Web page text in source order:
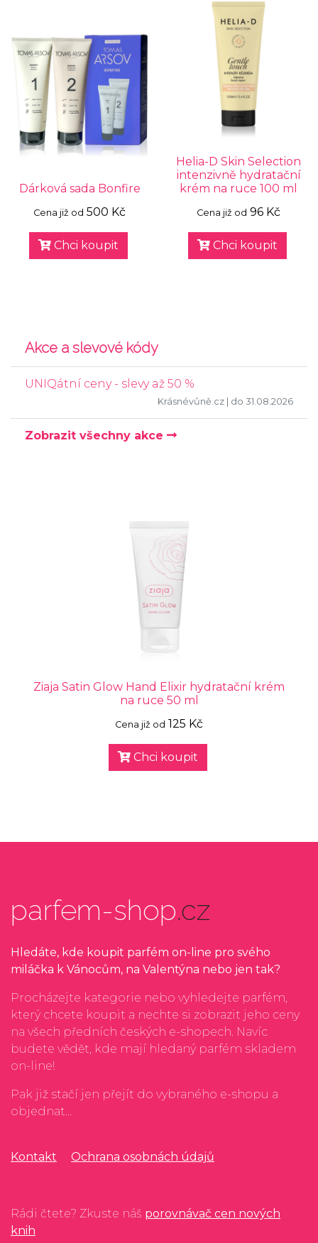
Dárková sada Bonfire
Cena již od 500 Kč
Chci koupit
Helia-D Skin Selection
intenzivně hydratační
krém na ruce 100 ml
Cena již od 96 Kč
Chci koupit
Akce a slevové kódy
UNIQátní ceny - slevy až 50 %
Krásnévůně.cz | do 31.08.2026
Zobrazit všechny akce
Ziaja Satin Glow Hand Elixir hydratační krém
na ruce 50 ml
Cena již od 125 Kč
Chci koupit
parfem-shop.cz
Hledáte, kde koupit parfém on-line pro svého
miláčka k Vánocům, na Valentýna nebo jen tak?
Procházejte kategorie nebo vyhledejte parfém,
který chcete koupit a nechte si zobrazit jeho ceny
na všech předních českých e-shopech. Navíc
budete vědět, kde mají hledaný parfém skladem
on-line!
Pak již stačí jen přejít do vybraného e-shopu a
objednat...
Kontakt Ochrana osobnách údajů
Rádi čtete? Zkuste náš porovnávač cen nových
knih